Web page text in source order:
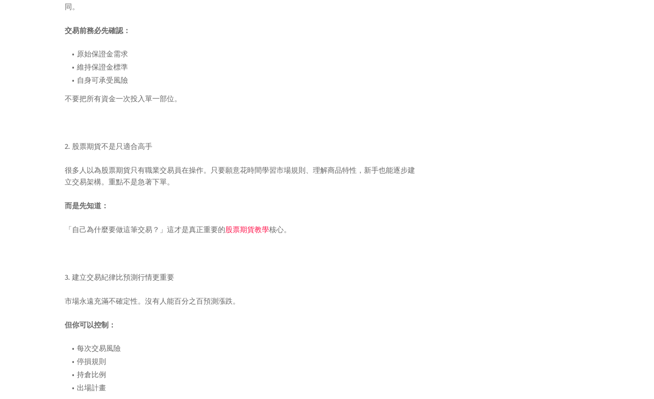
同。
交易前務必先確認：
原始保證金需求
維持保證金標準
自身可承受風險
不要把所有資金一次投入單一部位。
2. 股票期貨不是只適合高手
很多人以為股票期貨只有職業交易員在操作。只要願意花時間學習市場規則、理解商品特性，新手也能逐步建
立交易架構。重點不是急著下單。
而是先知道：
「自己為什麼要做這筆交易？」這才是真正重要的股票期貨教學核心。
3. 建立交易紀律比預測行情更重要
市場永遠充滿不確定性。沒有人能百分之百預測漲跌。
但你可以控制：
每次交易風險
停損規則
持倉比例
出場計畫